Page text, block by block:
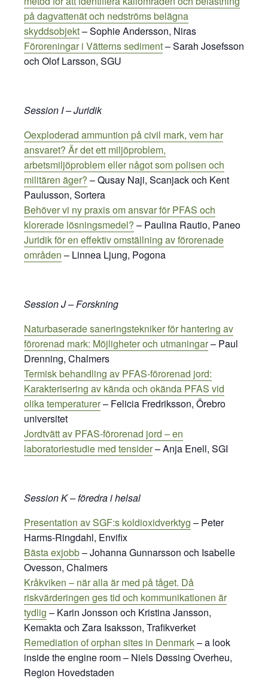
på dagvattenät och nedströms belägna
skyddsobjekt– Sophie Andersson, Niras
Föroreningar i Vätterns sediment– Sarah Josefsson
och Olof Larsson, SGU
Session I – Juridik
Oexploderad ammuntion på civil mark, vem har
ansvaret? Är det ett miljöproblem,
arbetsmiljöproblem eller något som polisen och
militären äger? –Qusay Naji, Scanjack och Kent
Paulusson, Sortera
Behöver vi ny praxis om ansvar för PFAS och
klorerade lösningsmedel? – Paulina Rautio, Paneo
Juridik för en effektiv omställning av förorenade
områden – Linnea Ljung, Pogona
Session J – Forskning
Naturbaserade saneringstekniker för hantering av
förorenad mark: Möjligheter och utmaningar– Paul
Drenning, Chalmers
Termisk behandling av PFAS-förorenad jord:
Karakterisering av kända och okända PFAS vid
olika temperaturer– Felicia Fredriksson, Örebro
universitet
Jordtvätt av PFAS-förorenad jord – en
laboratoriestudie med tensider– Anja Enell, SGI
Session K – föredra i helsal
Presentation av SGF:s koldioxidverktyg – Peter
Harms-Ringdahl, Envifix
Bästa exjobb– Johanna Gunnarsson och Isabelle
Ovesson, Chalmers
Kråkviken – när alla är med på tåget. Då
riskvärderingen ges tid och kommunikationen är
tydlig – Karin Jonsson och Kristina Jansson,
Kemakta och Zara Isaksson, Trafikverket
Remediation of orphan sites in Denmark– a look
inside the engine room – Niels Døssing Overheu,
Region Hovedstaden